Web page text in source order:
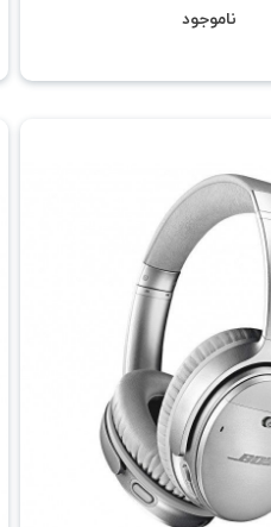
ناموجود